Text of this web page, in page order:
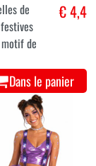
de
de
€ 4,4
Dans le panier